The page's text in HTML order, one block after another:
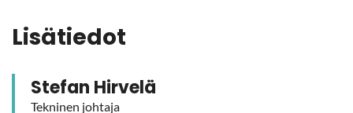
Li­sä­tie­dot
Ste­fan Hir­ve­lä
Tek­ni­nen joh­ta­ja